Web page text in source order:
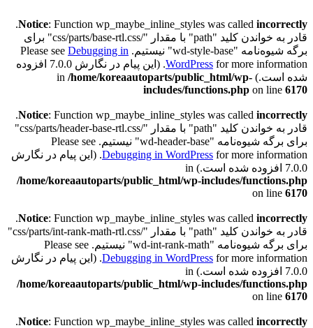
Notice: Function wp_maybe_inline_styles was called incorrectly
.
قادر به خواندن کلید "path" با مقدار "/css/parts/base-rtl.css" برای
برگه شیوه‌نامه "wd-style-base" نیستیم. Please see
Debugging in
WordPress
for more information. (این پیام در نگارش 7.0.0 افزوده
شده است.) in /home/koreaautoparts/public_html/wp-
includes/functions.php on line 6170
Notice: Function wp_maybe_inline_styles was called incorrectly
.
قادر به خواندن کلید "path" با مقدار "/css/parts/header-base-rtl.css"
برای برگه شیوه‌نامه "wd-header-base" نیستیم. Please see
Debugging in WordPressfor more information. (این پیام در نگارش
7.0.0 افزوده شده است.) in
/home/koreaautoparts/public_html/wp-includes/functions.php
on line 6170
Notice: Function wp_maybe_inline_styles was called incorrectly
.
قادر به خواندن کلید "path" با مقدار "/css/parts/int-rank-math-rtl.css"
برای برگه شیوه‌نامه "wd-int-rank-math" نیستیم. Please see
Debugging in WordPressfor more information. (این پیام در نگارش
7.0.0 افزوده شده است.) in
/home/koreaautoparts/public_html/wp-includes/functions.php
on line 6170
Notice: Function wp_maybe_inline_styles was called incorrectly
.